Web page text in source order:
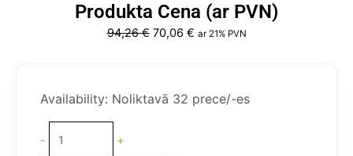
Produkta Cena (ar PVN)
94,26€ Original
70,06 €Current
ar 21% PVN
Availability: Noliktavā 32 prece/-es
-
saliekams
pludmales
kempinga
+